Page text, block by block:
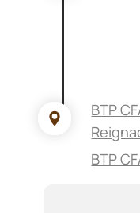
BTP
BTP